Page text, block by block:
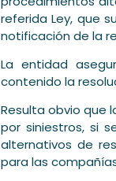
referida Ley, que
notificación de la
La entidad
contenido la
Resulta obvio que
por siniestros, si
alternativos de
para las